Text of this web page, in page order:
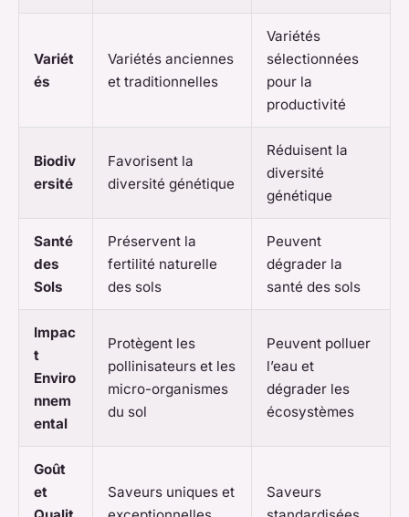
Variét
és
Variétés anciennes
et traditionnelles
Variétés
sélectionnées
pour la
productivité
Biodiv
ersité
Favorisent la
diversité génétique
Réduisent la
diversité
génétique
Santé
des
Sols
Préservent la
fertilité naturelle
des sols
Peuvent
dégrader la
santé des sols
Impac
t
Enviro
nnem
ental
Protègent les
pollinisateurs et les
micro-organismes
du sol
Peuvent polluer
l’eau et
dégrader les
écosystèmes
Goût
et
Saveurs uniques et
Saveurs